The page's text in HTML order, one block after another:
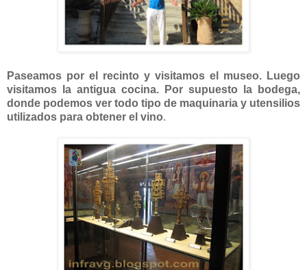
Paseamos por el recinto y visitamos el museo. Luego
visitamos la antigua cocina. Por supuesto la bodega,
donde podemos ver todo tipo de maquinaria y utensilios
utilizados para obtener el vino.